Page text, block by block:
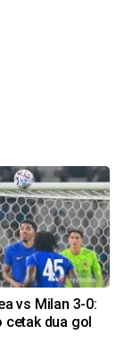
vs Milan 3-0:
cetak dua gol